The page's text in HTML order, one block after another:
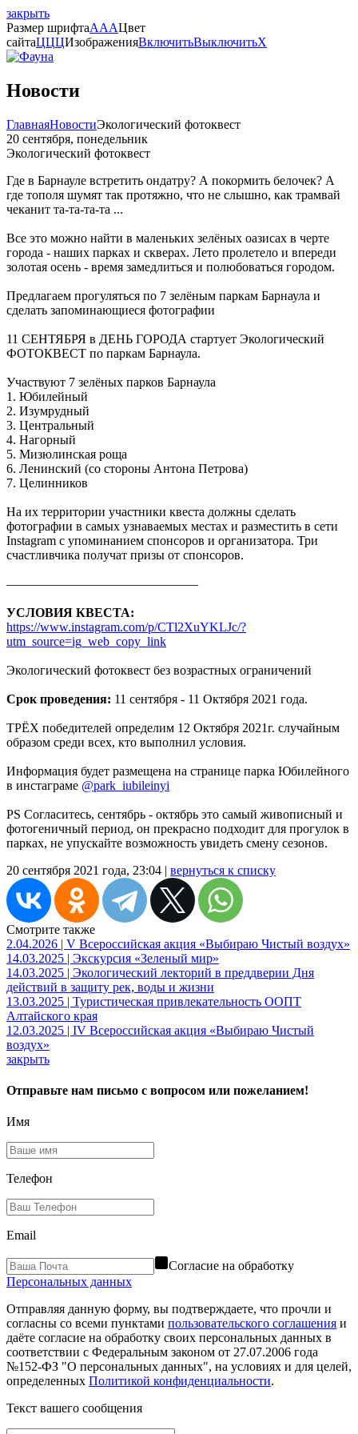
закрыть
Размер шрифтаAAAЦвет
сайтаЦЦЦИзображенияВключитьВыключитьX
Новости
ГлавнаяНовостиЭкологический фотоквест
20 сентября, понедельник
Экологический фотоквест
Где в Барнауле встретить ондатру? А покормить белочек? А
где тополя шумят так протяжно, что не слышно, как трамвай
чеканит та-та-та-та ...
Все это можно найти в маленьких зелёных оазисах в черте
города - наших парках и скверах. Лето пролетело и впереди
золотая осень - время замедлиться и полюбоваться городом.
Предлагаем прогуляться по 7 зелёным паркам Барнаула и
сделать запоминающиеся фотографии
11 СЕНТЯБРЯ в ДЕНЬ ГОРОДА стартует Экологический
ФОТОКВЕСТ по паркам Барнаула.
Участвуют 7 зелёных парков Барнаула
1. Юбилейный
2. Изумрудный
3. Центральный
4. Нагорный
5. Мизюлинская роща
6. Ленинский (со стороны Антона Петрова)
7. Целинников
На их территории участники квеста должны сделать
фотографии в самых узнаваемых местах и разместить в сети
Instagram с упоминанием спонсоров и организатора. Три
счастливчика получат призы от спонсоров.
———————————————
УСЛОВИЯ КВЕСТА:
https://www.instagram.com/p/CTl2XuYKLJc/?
utm_source=ig_web_copy_link
Экологический фотоквест без возрастных ограничений
Срок проведения: 11 сентября - 11 Октября 2021 года.
ТРЁХ победителей определим 12 Октября 2021г. случайным
образом среди всех, кто выполнил условия.
Информация будет размещена на странице парка Юбилейного
в инстаграме @park_iubileinyi
PS Согласитесь, сентябрь - октябрь это самый живописный и
фотогеничный период, он прекрасно подходит для прогулок в
парках, не упускайте возможность увидеть смену сезонов.
20 сентября 2021 года, 23:04 | вернуться к списку
Смотрите также
2.04.2026 | V Всероссийская акция «Выбираю Чистый воздух»
14.03.2025 | Экскурсия «Зеленый мир»
14.03.2025 | Экологический лекторий в преддверии Дня
действий в защиту рек, воды и жизни
13.03.2025 | Туристическая привлекательность ООПТ
Алтайского края
12.03.2025 | IV Всероссийская акция «Выбираю Чистый
воздух»
закрыть
Отправьте нам письмо с вопросом или пожеланием!
Имя
Телефон
Email
Согласие на обработку
Персональных данных
Отправляя данную форму, вы подтверждаете, что прочли и
согласны со всеми пунктами пользовательского соглашения и
даёте согласие на обработку своих персональных данных в
соответствии с Федеральным законом от 27.07.2006 года
№152-ФЗ "О персональных данных", на условиях и для целей,
определенных Политикой конфиденциальности.
Текст вашего сообщения